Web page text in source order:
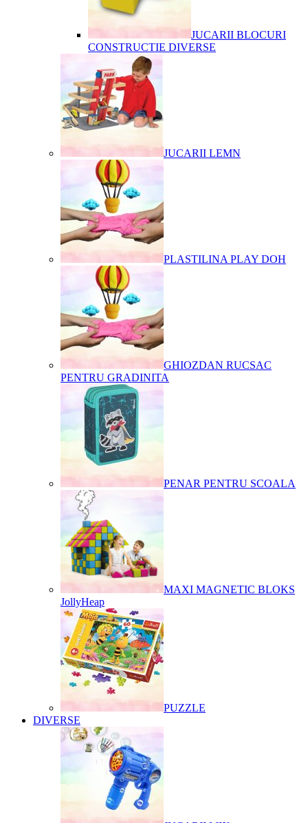
JUCARII BLOCURI
CONSTRUCTIE DIVERSE
JUCARII LEMN
PLASTILINA PLAY DOH
GHIOZDAN RUCSAC
PENTRU GRADINITA
PENAR PENTRU SCOALA
MAXI MAGNETIC BLOKS
JollyHeap
PUZZLE
DIVERSE